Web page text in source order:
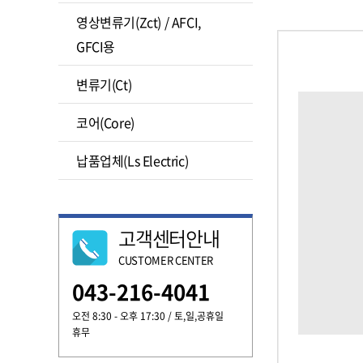
영상변류기(Zct) / AFCI,
GFCI용
변류기(Ct)
코어(Core)
납품업체(Ls Electric)
고객센터안내
CUSTOMER CENTER
043-216-4041
오전 8:30 - 오후 17:30 / 토,일,공휴일
휴무